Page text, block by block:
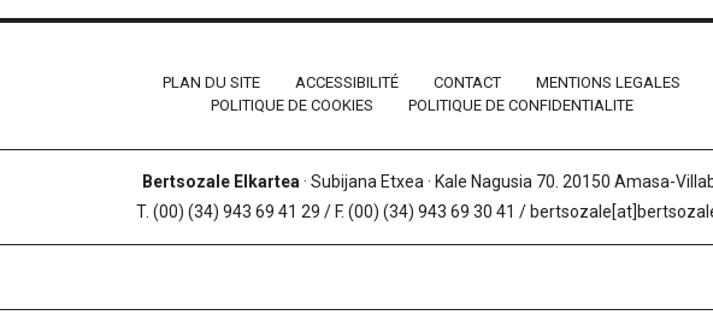
PLAN DU SITE ACCESSIBILITÉ CONTACT
MENTIONS LEGALES
POLITIQUE DE COOKIES
POLITIQUE DE CONFIDENTIALITE
Bertsozale Elkartea · Subijana Etxea · Kale Nagusia 70. 20150 Amasa-
T. (00) (34) 943 69 41 29 / F. (00) (34) 943 69 30 41 /